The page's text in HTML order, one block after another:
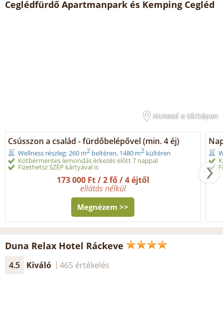
Ceglédfürdő Apartmanpark és Kemping Cegléd
Mutasd a térképen
Csússzon a család - fürdőbelépővel (min. 4 éj)
Wellness részleg: 260 m2 beltéren, 1480 m2 kültéren
Kötbérmentes lemondás érkezés előtt 7 nappal
Fizethetsz SZÉP kártyával is
173 000 Ft / 2 fő / 4 éjtől
ellátás nélkül
Megnézem >>
Duna Relax Hotel Ráckeve
4.5 Kiváló 465 értékelés